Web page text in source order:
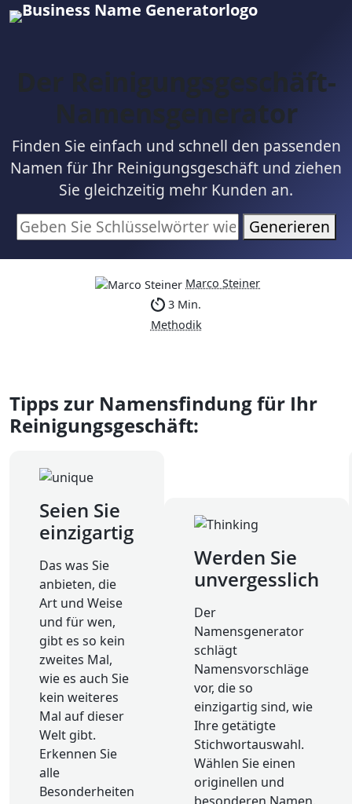
Der Reinigungsgeschäft-
Namensgenerator
Finden Sie einfach und schnell den passenden
Namen für Ihr Reinigungsgeschäft und ziehen
Sie gleichzeitig mehr Kunden an.
Generieren
Marco Steiner
3 Min.
Methodik
Tipps zur Namensfindung für Ihr
Reinigungsgeschäft:
Seien Sie
einzigartig
Das was Sie
anbieten, die
Art und Weise
und für wen,
gibt es so kein
zweites Mal,
wie es auch Sie
kein weiteres
Mal auf dieser
Welt gibt.
Erkennen Sie
alle
Besonderheiten
Werden Sie
unvergesslich
Der
Namensgenerator
schlägt
Namensvorschläge
vor, die so
einzigartig sind, wie
Ihre getätigte
Stichwortauswahl.
Wählen Sie einen
originellen und
besonderen Namen,